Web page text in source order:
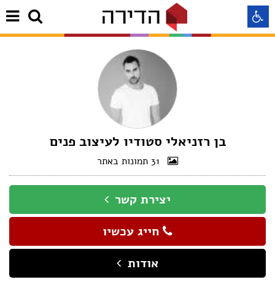
בן רזניאלי סטודיו לעיצוב פנים
31 תמונות באתר
יצירת קשר
חייג עכשיו
אודות
התאמה לקורא מסך
התאמה לעיוורי צבעים
התאמה לכבדי ראיה
תצוגה רגילה
הדגשת קישורים
Aא Aא Aא